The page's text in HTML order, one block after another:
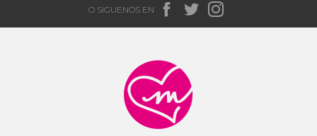
O SIGUENOS EN   
